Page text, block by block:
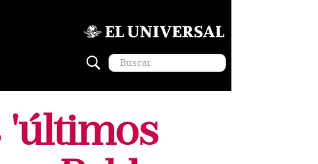
'últimos